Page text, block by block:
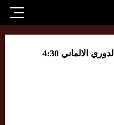
الالماني 4:30